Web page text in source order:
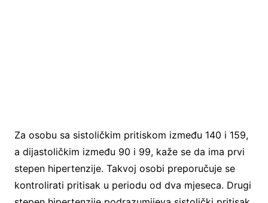
Za osobu sa sistoličkim pritiskom između 140 i 159,
a dijastoličkim između 90 i 99, kaže se da ima prvi
stepen hipertenzije. Takvoj osobi preporučuje se
kontrolirati pritisak u periodu od dva mjeseca. Drugi